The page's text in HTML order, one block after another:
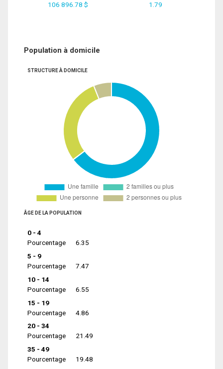
106 896.78 $ 1.79
Population à domicile
STRUCTURE À DOMICILE
ÂGE DE LA POPULATION
0 - 4
Pourcentage
6.35
5 - 9
Pourcentage
7.47
10 - 14
Pourcentage
6.55
15 - 19
Pourcentage
4.86
20 - 34
Pourcentage
21.49
35 - 49
Pourcentage
19.48